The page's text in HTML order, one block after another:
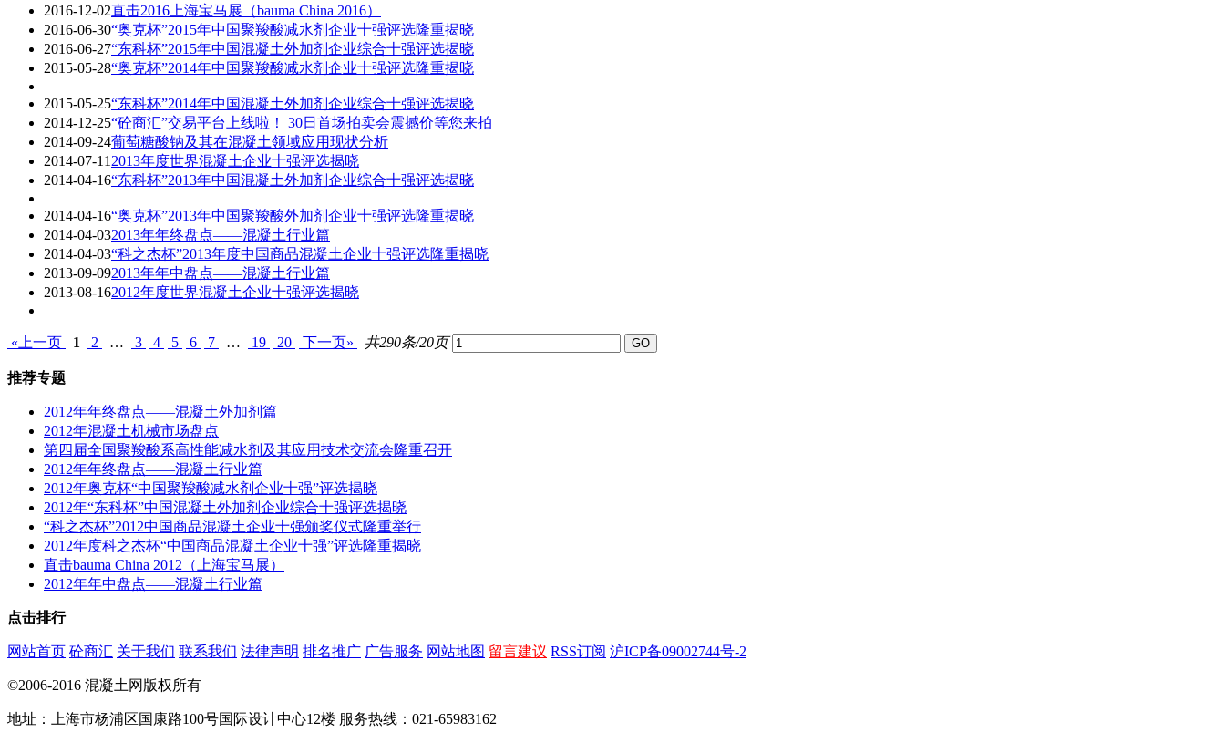
2016-12-02直击2016上海宝马展（bauma China 2016）
2016-06-30“奥克杯”2015年中国聚羧酸减水剂企业十强评选隆重揭晓
2016-06-27“东科杯”2015年中国混凝土外加剂企业综合十强评选揭晓
2015-05-28“奥克杯”2014年中国聚羧酸减水剂企业十强评选隆重揭晓
2015-05-25“东科杯”2014年中国混凝土外加剂企业综合十强评选揭晓
2014-12-25“砼商汇”交易平台上线啦！ 30日首场拍卖会震撼价等您来拍
2014-09-24葡萄糖酸钠及其在混凝土领域应用现状分析
2014-07-11 2013年度世界混凝土企业十强评选揭晓
2014-04-16“东科杯”2013年中国混凝土外加剂企业综合十强评选揭晓
2014-04-16“奥克杯”2013年中国聚羧酸外加剂企业十强评选隆重揭晓
2014-04-032013年年终盘点——混凝土行业篇
2014-04-03“科之杰杯”2013年度中国商品混凝土企业十强评选隆重揭晓
2013-09-092013年年中盘点——混凝土行业篇
2013-08-162012年度世界混凝土企业十强评选揭晓
«上一页 1 2 … 3 4 5 6 7 … 19 20 下一页» 共290条/20页
推荐专题
2012年年终盘点——混凝土外加剂篇
2012年混凝土机械市场盘点
第四届全国聚羧酸系高性能减水剂及其应用技术交流会隆重召开
2012年年终盘点——混凝土行业篇
2012年奥克杯“中国聚羧酸减水剂企业十强”评选揭晓
2012年“东科杯”中国混凝土外加剂企业综合十强评选揭晓
“科之杰杯”2012中国商品混凝土企业十强颁奖仪式隆重举行
2012年度科之杰杯“中国商品混凝土企业十强”评选隆重揭晓
直击bauma China 2012（上海宝马展）
2012年年中盘点——混凝土行业篇
点击排行
网站首页 砼商汇 关于我们 联系我们 法律声明 排名推广 广告服务 网站地图 留言建议 RSS订阅 沪ICP备09002744号-2
©2006-2016 混凝土网版权所有
地址：上海市杨浦区国康路100号国际设计中心12楼 服务热线：021-65983162